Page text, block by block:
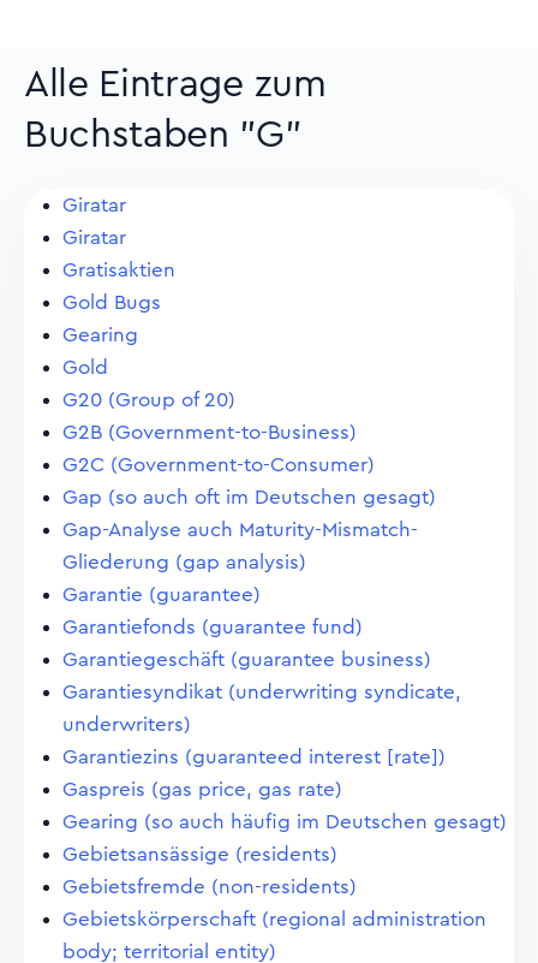
Alle Eintrage zum
Buchstaben "G"
Giratar
Giratar
Gratisaktien
Gold Bugs
Gearing
Gold
G20 (Group of 20)
G2B (Government-to-Business)
G2C (Government-to-Consumer)
Gap (so auch oft im Deutschen gesagt)
Gap-Analyse auch Maturity-Mismatch-
Gliederung (gap analysis)
Garantie (guarantee)
Garantiefonds (guarantee fund)
Garantiegeschäft (guarantee business)
Garantiesyndikat (underwriting syndicate,
underwriters)
Garantiezins (guaranteed interest [rate])
Gaspreis (gas price, gas rate)
Gearing (so auch häufig im Deutschen gesagt)
Gebietsansässige (residents)
Gebietsfremde (non-residents)
Gebietskörperschaft (regional administration
body; territorial entity)